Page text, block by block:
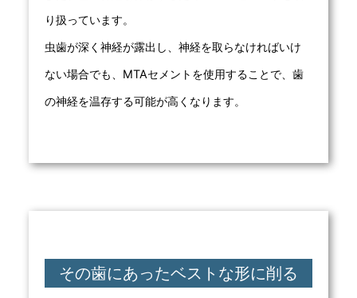
り扱っています。
虫歯が深く神経が露出し、神経を取らなければいけ
ない場合でも、MTAセメントを使用することで、歯
の神経を温存する可能が高くなります。
その歯にあったベストな形に削る